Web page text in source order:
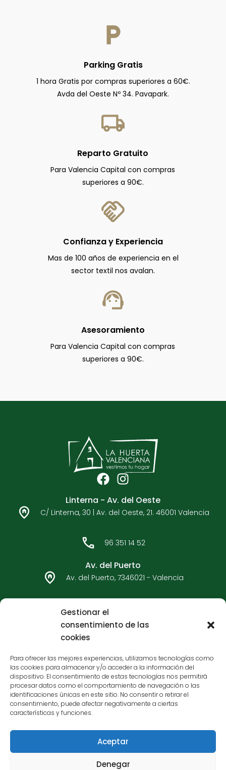
Gestionar el
consentimiento de las
cookies
Para ofrecer las mejores experiencias, utilizamos tecnologías como
las cookies para almacenar y/o acceder a la información del
dispositivo. El consentimiento de estas tecnologías nos permitirá
procesar datos como el comportamiento de navegación o las
identificaciones únicas en este sitio. No consentir o retirar el
consentimiento, puede afectar negativamente a ciertas
características y funciones.
Aceptar
Denegar
Parking Gratis
1 hora Gratis por compras superiores a 60€.
Avda del Oeste Nº 34. Pavapark.
Reparto Gratuito
Para Valencia Capital con compras
superiores a 90€.
Confianza y Experiencia
Mas de 100 años de experiencia en el
sector textil nos avalan.
Asesoramiento
Para Valencia Capital con compras
superiores a 90€.
F
a
c
e
o
k
I
s
t
g
a
m
Linterna - Av. del Oeste
C/ Linterna, 30 | Av. del Oeste, 21. 46001 Valencia
96 351 14 52
Av. del Puerto
Av. del Puerto, 7346021 - Valencia
96 362 33 92
Carteros - Bulervard Sur
C/ Carteros, 7546017 - Valencia
96 377 65 05
Financiado por la Unión Europea - NextGenerationEU